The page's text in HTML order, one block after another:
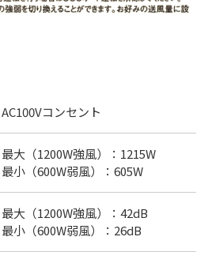
AC100Vコンセント
最大（1200W強風）：1215W
最小（600W弱風）：605W
最大（1200W強風）：42dB
最小（600W弱風）：26dB